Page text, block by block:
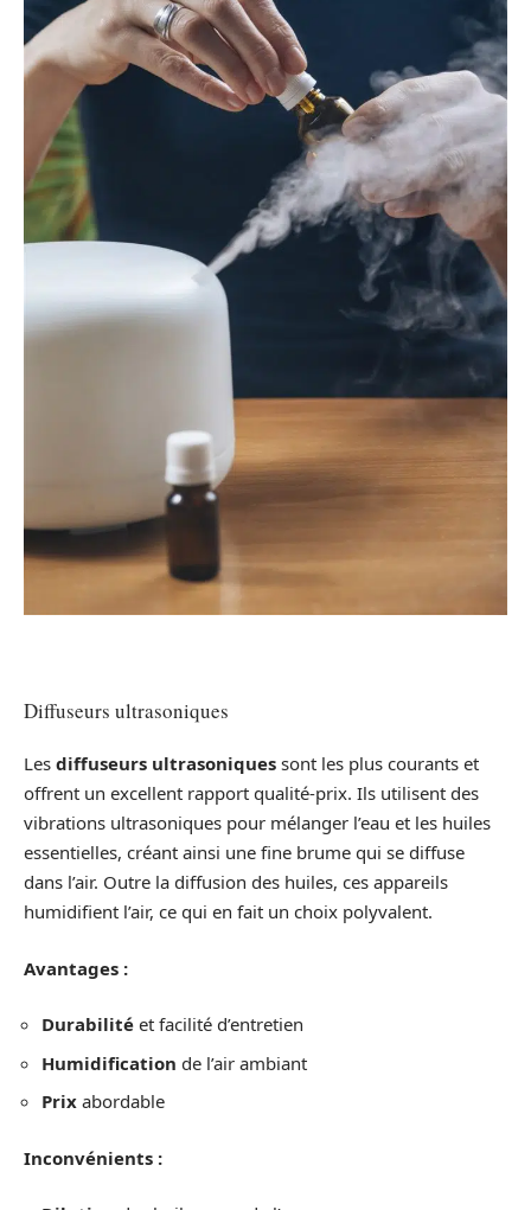
Diffuseurs ultrasoniques
Les diffuseurs ultrasoniques sont les plus courants et
offrent un excellent rapport qualité-prix. Ils utilisent des
vibrations ultrasoniques pour mélanger l’eau et les huiles
essentielles, créant ainsi une fine brume qui se diffuse
dans l’air. Outre la diffusion des huiles, ces appareils
humidifient l’air, ce qui en fait un choix polyvalent.
Avantages :
Durabilité et facilité d’entretien
Humidification de l’air ambiant
Prix abordable
Inconvénients :